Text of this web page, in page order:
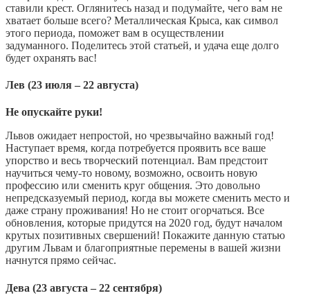
ставили крест. Оглянитесь назад и подумайте, чего вам не
хватает больше всего? Металлическая Крыса, как символ
этого периода, поможет вам в осуществлении
задуманного. Поделитесь этой статьей, и удача еще долго
будет охранять вас!
Лев (23 июля – 22 августа)
Не опускайте руки!
Львов ожидает непростой, но чрезвычайно важный год!
Наступает время, когда потребуется проявить все ваше
упорство и весь творческий потенциал. Вам предстоит
научиться чему-то новому, возможно, освоить новую
профессию или сменить круг общения. Это довольно
непредсказуемый период, когда вы можете сменить место и
даже страну проживания! Но не стоит огорчаться. Все
обновления, которые придутся на 2020 год, будут началом
крутых позитивных свершений! Покажите данную статью
другим Львам и благоприятные перемены в вашей жизни
начнутся прямо сейчас.
Дева (23 августа – 22 сентября)